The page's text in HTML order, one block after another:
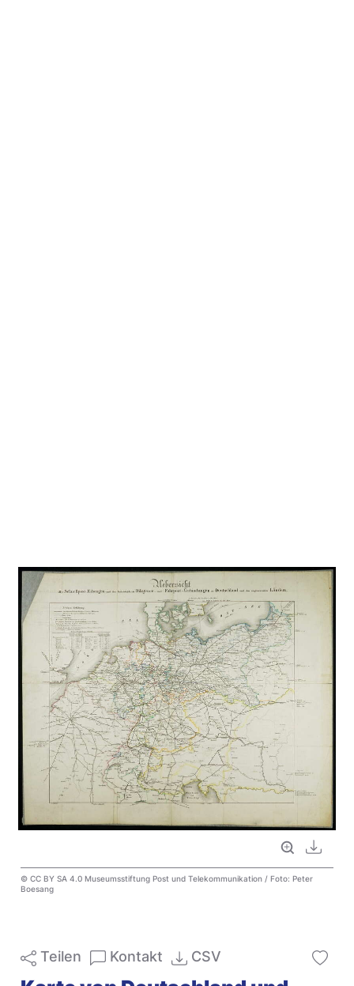
Vollbild
© CC BY SA 4.0 Museumsstiftung Post und Telekommunikation / Foto: Peter
Boesang
Teilen Kontakt CSV